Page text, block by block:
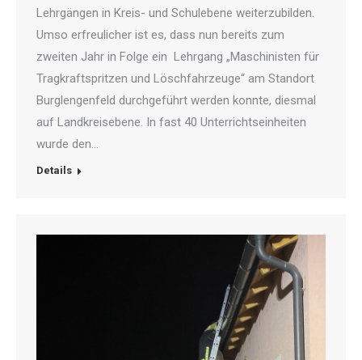
Lehrgängen in Kreis- und Schulebene weiterzubilden.
Umso erfreulicher ist es, dass nun bereits zum
zweiten Jahr in Folge ein Lehrgang „Maschinisten für
Tragkraftspritzen und Löschfahrzeuge“ am Standort
Burglengenfeld durchgeführt werden konnte, diesmal
auf Landkreisebene. In fast 40 Unterrichtseinheiten
wurde den…
Details